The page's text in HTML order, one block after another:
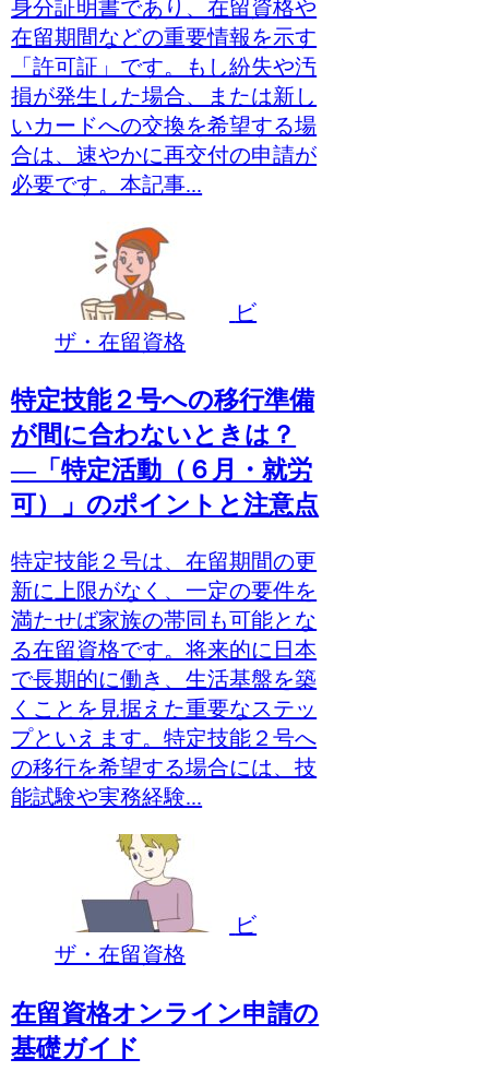
身分証明書であり、在留資格や
在留期間などの重要情報を示す
「許可証」です。もし紛失や汚
損が発生した場合、または新し
いカードへの交換を希望する場
合は、速やかに再交付の申請が
必要です。本記事...
ビ
ザ・在留資格
特定技能２号への移行準備
が間に合わないときは？
―「特定活動（６月・就労
可）」のポイントと注意点
特定技能２号は、在留期間の更
新に上限がなく、一定の要件を
満たせば家族の帯同も可能とな
る在留資格です。将来的に日本
で長期的に働き、生活基盤を築
くことを見据えた重要なステッ
プといえます。特定技能２号へ
の移行を希望する場合には、技
能試験や実務経験...
ビ
ザ・在留資格
在留資格オンライン申請の
基礎ガイド